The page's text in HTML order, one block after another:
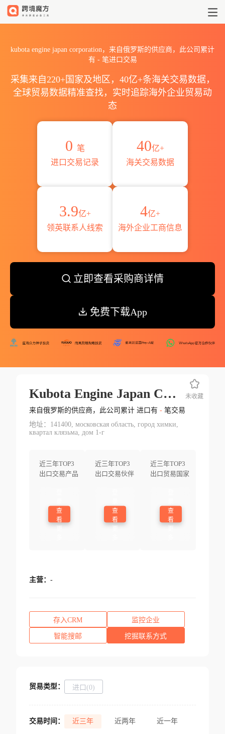
kubota engine japan corporation，来自俄罗斯的供应商，此公司累计
有 -笔进口交易
采集来自220+国家及地区，40亿+条海关交易数据，
全球贸易数据精准查找，实时追踪海外企业贸易动
态
0 笔
进口交易记录
40亿+
海关交易数据
3.9亿+
领英联系人线索
4亿+
海外企业工商信息
立即查看采购商详情
免费下载App
Kubota Engine Japan Corporation
来自俄罗斯的供应商，此公司累计 进口有 -笔交易
地址：141400, московская область, город химки,
квартал клязьма, дом 1-г
近三年TOP3
出口交易产品
查
看
近三年TOP3
出口交易伙伴
查
看
近三年TOP3
出口贸易国家
查
看
未收藏
主营： -
存入CRM 监控企业
智能搜邮 挖掘联系方式
贸易类型： 进口(0)
交易时间： 近三年 近两年 近一年